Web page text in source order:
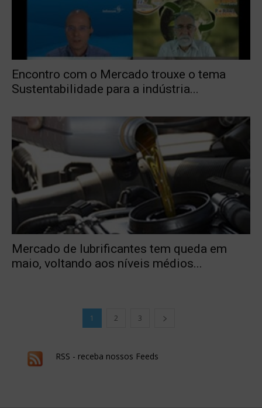
Encontro com o Mercado trouxe o tema
Sustentabilidade para a indústria...
Mercado de lubrificantes tem queda em
maio, voltando aos níveis médios...
1 2 3
RSS - receba nossos Feeds